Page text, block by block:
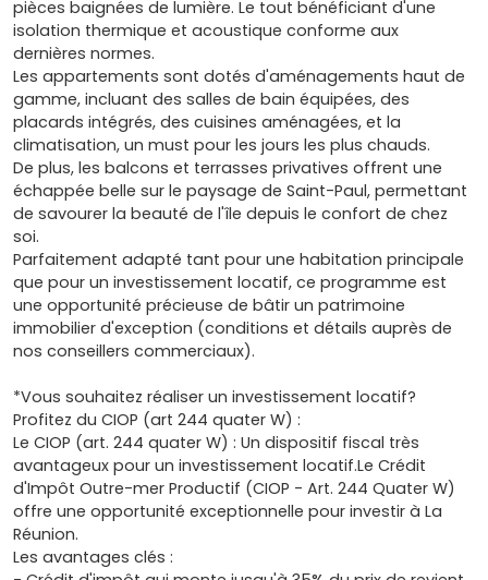
pièces baignées de lumière. Le tout bénéficiant d'une
isolation thermique et acoustique conforme aux
dernières normes.
Les appartements sont dotés d'aménagements haut de
gamme, incluant des salles de bain équipées, des
placards intégrés, des cuisines aménagées, et la
climatisation, un must pour les jours les plus chauds.
De plus, les balcons et terrasses privatives offrent une
échappée belle sur le paysage de Saint-Paul, permettant
de savourer la beauté de l'île depuis le confort de chez
soi.
Parfaitement adapté tant pour une habitation principale
que pour un investissement locatif, ce programme est
une opportunité précieuse de bâtir un patrimoine
immobilier d'exception (conditions et détails auprès de
nos conseillers commerciaux).
*Vous souhaitez réaliser un investissement locatif?
Profitez du CIOP (art 244 quater W) :
Le CIOP (art. 244 quater W) : Un dispositif fiscal très
avantageux pour un investissement locatif.Le Crédit
d'Impôt Outre-mer Productif (CIOP - Art. 244 Quater W)
offre une opportunité exceptionnelle pour investir à La
Réunion.
Les avantages clés :